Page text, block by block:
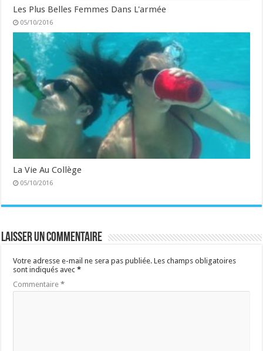
Les Plus Belles Femmes Dans L'armée
05/10/2016
La Vie Au Collège
05/10/2016
Laisser un commentaire
Votre adresse e-mail ne sera pas publiée. Les champs obligatoires
sont indiqués avec*
Commentaire*